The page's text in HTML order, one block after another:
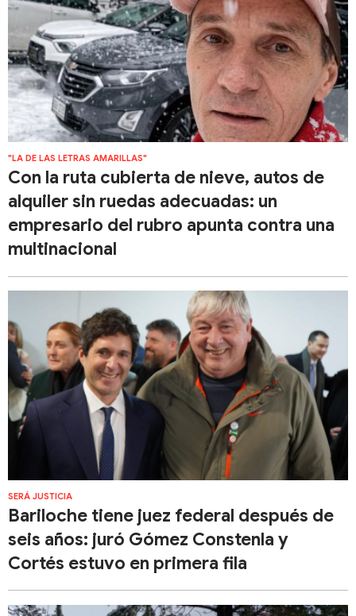
"LA DE LAS LETRAS AMARILLAS"
Con la ruta cubierta de nieve, autos de
alquiler sin ruedas adecuadas: un
empresario del rubro apunta contra una
multinacional
SERÁ JUSTICIA
Bariloche tiene juez federal después de
seis años: juró Gómez Constenla y
Cortés estuvo en primera fila